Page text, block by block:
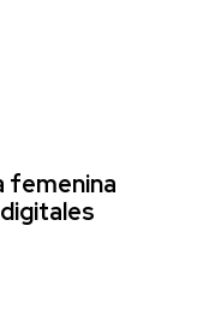
femenina